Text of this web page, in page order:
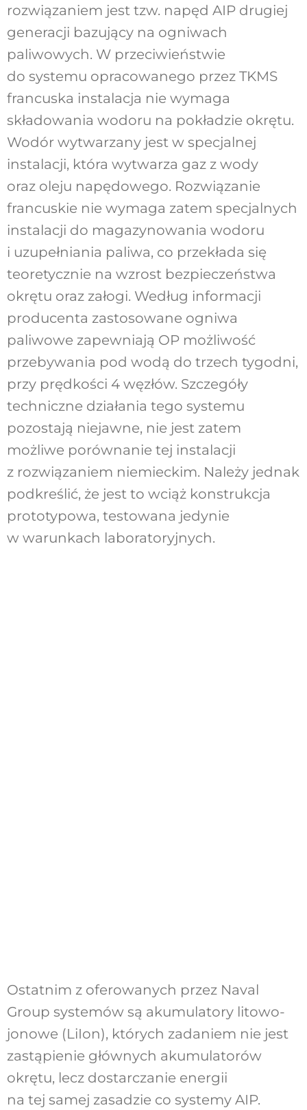
rozwiązaniem jest tzw. napęd AIP drugiej
generacji bazujący na ogniwach
paliwowych. W przeciwieństwie
do systemu opracowanego przez TKMS
francuska instalacja nie wymaga
składowania wodoru na pokładzie okrętu.
Wodór wytwarzany jest w specjalnej
instalacji, która wytwarza gaz z wody
oraz oleju napędowego. Rozwiązanie
francuskie nie wymaga zatem specjalnych
instalacji do magazynowania wodoru
i uzupełniania paliwa, co przekłada się
teoretycznie na wzrost bezpieczeństwa
okrętu oraz załogi. Według informacji
producenta zastosowane ogniwa
paliwowe zapewniają OP możliwość
przebywania pod wodą do trzech tygodni,
przy prędkości 4 węzłów. Szczegóły
techniczne działania tego systemu
pozostają niejawne, nie jest zatem
możliwe porównanie tej instalacji
z rozwiązaniem niemieckim. Należy jednak
podkreślić, że jest to wciąż konstrukcja
prototypowa, testowana jedynie
w warunkach laboratoryjnych.
Ostatnim z oferowanych przez Naval
Group systemów są akumulatory litowo-
jonowe (Li­Ion), których zadaniem nie jest
zastąpienie głównych akumulatorów
okrętu, lecz dostarczanie energii
na tej samej zasadzie co systemy AIP.